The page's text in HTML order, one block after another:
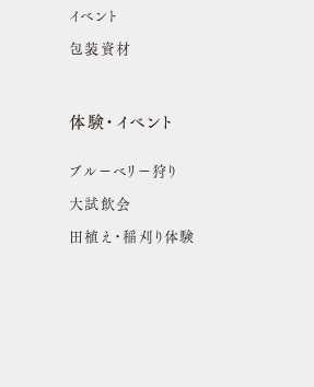
イベント
包装資材
体験・イベント
ブルーベリー狩り
大試飲会
田植え・稲刈り体験